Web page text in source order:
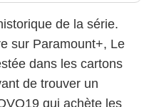
de la série.
sur Paramount+, Le
dans les cartons
de trouver un
qui achète les